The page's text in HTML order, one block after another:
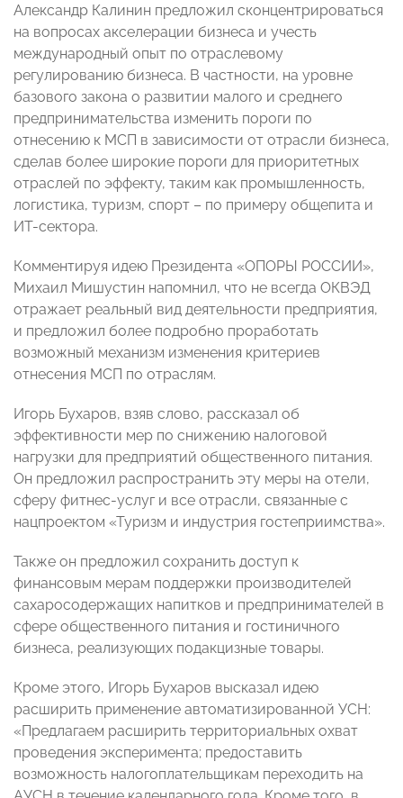
Александр Калинин предложил сконцентрироваться
на вопросах акселерации бизнеса и учесть
международный опыт по отраслевому
регулированию бизнеса. В частности, на уровне
базового закона о развитии малого и среднего
предпринимательства изменить пороги по
отнесению к МСП в зависимости от отрасли бизнеса,
сделав более широкие пороги для приоритетных
отраслей по эффекту, таким как промышленность,
логистика, туризм, спорт – по примеру общепита и
ИТ-сектора.
Комментируя идею Президента «ОПОРЫ РОССИИ»,
Михаил Мишустин напомнил, что не всегда ОКВЭД
отражает реальный вид деятельности предприятия,
и предложил более подробно проработать
возможный механизм изменения критериев
отнесения МСП по отраслям.
Игорь Бухаров, взяв слово, рассказал об
эффективности мер по снижению налоговой
нагрузки для предприятий общественного питания.
Он предложил распространить эту меры на отели,
сферу фитнес-услуг и все отрасли, связанные с
нацпроектом «Туризм и индустрия гостеприимства».
Также он предложил сохранить доступ к
финансовым мерам поддержки производителей
сахаросодержащих напитков и предпринимателей в
сфере общественного питания и гостиничного
бизнеса, реализующих подакцизные товары.
Кроме этого, Игорь Бухаров высказал идею
расширить применение автоматизированной УСН:
«Предлагаем расширить территориальных охват
проведения эксперимента; предоставить
возможность налогоплательщикам переходить на